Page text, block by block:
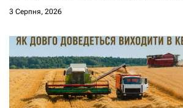
3 Серпня, 2026